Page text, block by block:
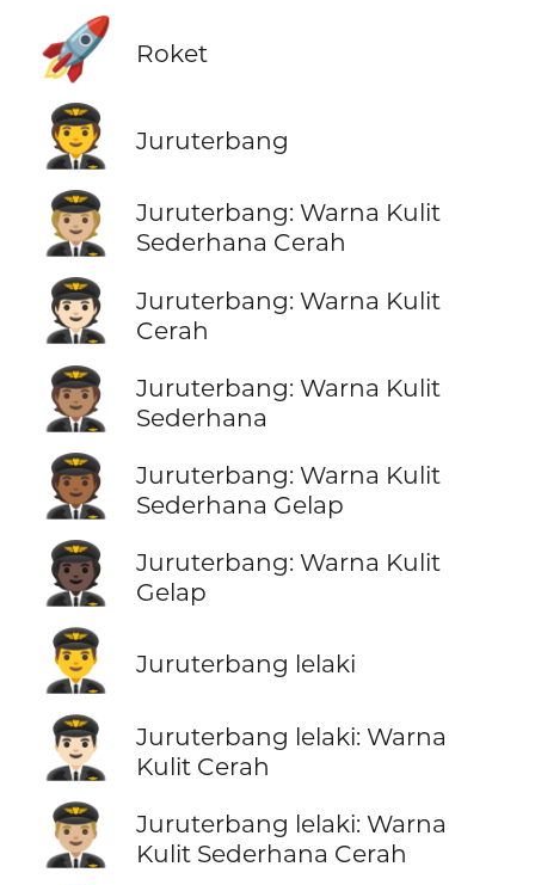
🚀 Roket
🧑‍✈️ Juruterbang
🧑🏼‍✈️
Juruterbang: Warna Kulit
Sederhana Cerah
🧑🏻‍✈️
Juruterbang: Warna Kulit
Cerah
🧑🏽‍✈️
Juruterbang: Warna Kulit
Sederhana
🧑🏾‍✈️
Juruterbang: Warna Kulit
Sederhana Gelap
🧑🏿‍✈️
Juruterbang: Warna Kulit
Gelap
👨‍✈️ Juruterbang lelaki
👨🏻‍✈️
Juruterbang lelaki: Warna
Kulit Cerah
👨🏼‍✈️
Juruterbang lelaki: Warna
Kulit Sederhana Cerah